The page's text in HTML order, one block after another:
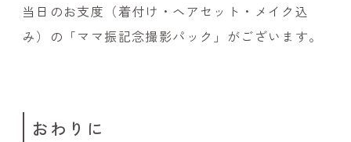
当日のお支度（着付け・ヘアセット・メイク込
み）の「ママ振記念撮影パック」がございます。
おわりに